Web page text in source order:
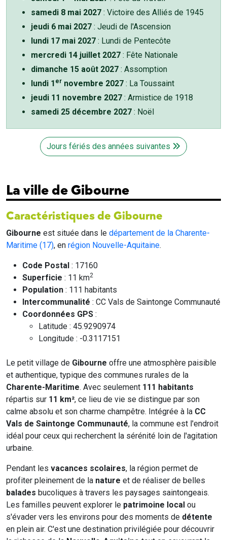
samedi 8 mai 2027 : Victoire des Alliés de 1945
jeudi 6 mai 2027 : Jeudi de l'Ascension
lundi 17 mai 2027 : Lundi de Pentecôte
mercredi 14 juillet 2027 : Fête Nationale
dimanche 15 août 2027 : Assomption
lundi 1 er novembre 2027 : La Toussaint
jeudi 11 novembre 2027 : Armistice de 1918
samedi 25 décembre 2027 : Noël
Jours fériés des années suivantes
La ville de Gibourne
Caractéristiques de Gibourne
Gibourne est située dans le département de la Charente-
Maritime (17), en région Nouvelle-Aquitaine.
Code Postal : 17160
Superficie : 11 km2
Population : 111 habitants
Intercommunalité : CC Vals de Saintonge Communauté
Coordonnées GPS :
Latitude : 45.9290974
Longitude : -0.3117151
Le petit village de Gibourne offre une atmosphère paisible
et authentique, typique des communes rurales de la
Charente-Maritime. Avec seulement 111 habitants
répartis sur 11 km², ce lieu de vie se distingue par son
calme absolu et son charme champêtre. Intégrée à la CC
Vals de Saintonge Communauté, la commune est l'endroit
idéal pour ceux qui recherchent la sérénité loin de l'agitation
urbaine.
Pendant les vacances scolaires, la région permet de
profiter pleinement de la nature et de réaliser de belles
balades bucoliques à travers les paysages saintongeais.
Les familles peuvent explorer le patrimoine local ou
s'évader vers les environs pour des moments de détente
en plein air. C'est une destination privilégiée pour découvrir